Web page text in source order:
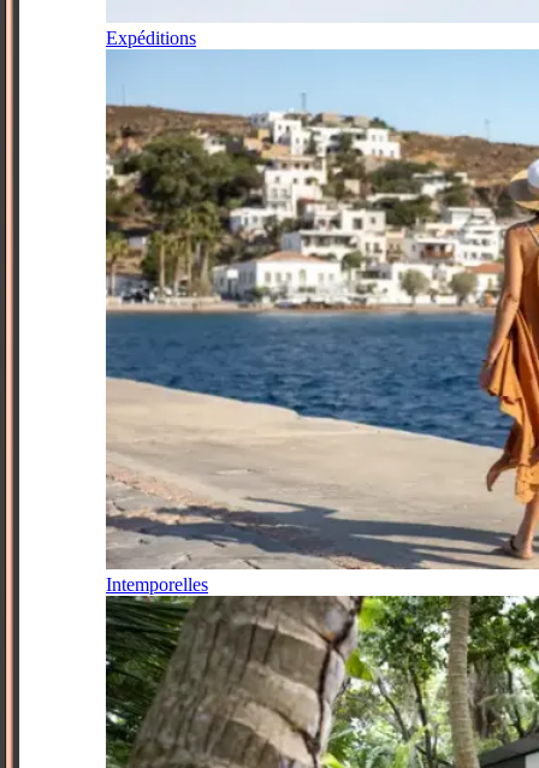
Expéditions
Intemporelles